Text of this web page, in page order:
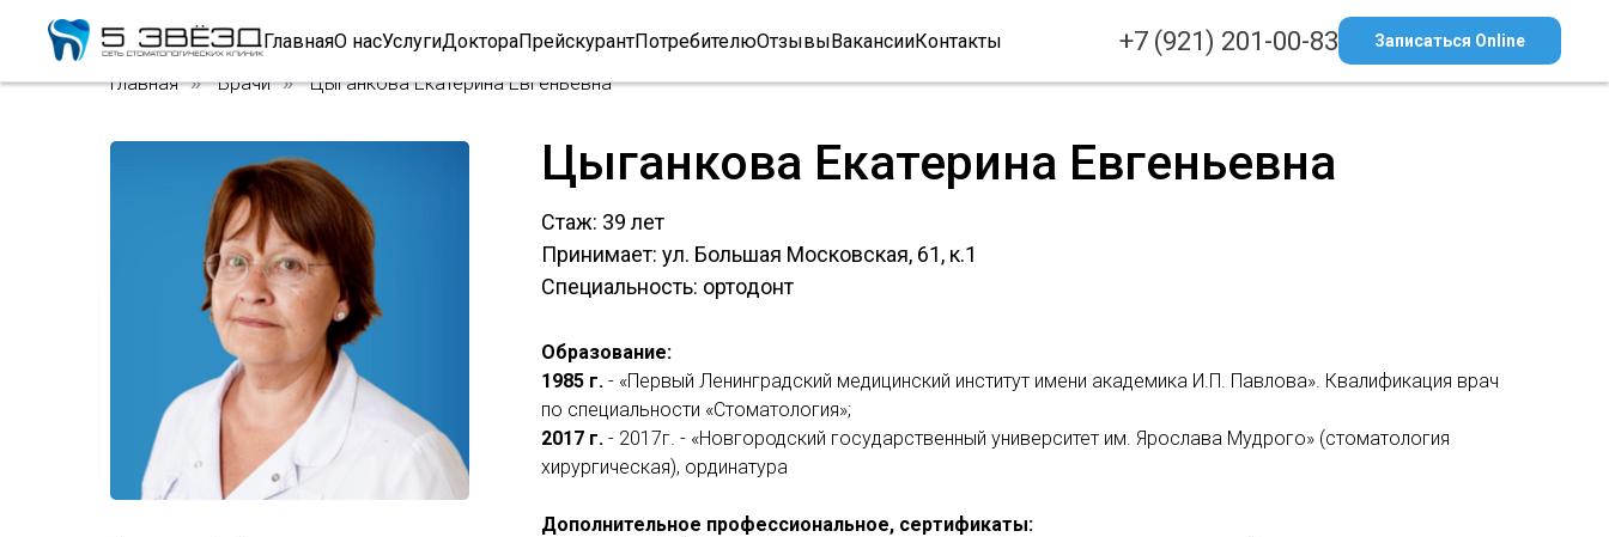
ГлавнаяО насУслугиДоктораПрейскурантПотребителюОтзывыВакансииКонтакты +7 (921) 201-00-83 Записаться Online
Главная » Врачи » Цыганкова Екатерина Евгеньевна
Цыганкова Екатерина Евгеньевна
Образование:
1985 г. - «Первый Ленинградский медицинский институт имени академика И.П. Павлова». Квалификация врач
по специальности «Стоматология»;
2017 г. - 2017г. - «Новгородский государственный университет им. Ярослава Мудрого» (стоматология
хирургическая), ординатура
Дополнительное профессиональное, сертификаты:
Стаж: 39 лет
Принимает: ул. Большая Московская, 61, к.1
Специальность: ортодонт